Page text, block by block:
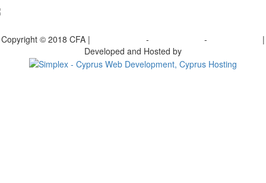
Copyright © 2018 CFA | - -
|
Developed and Hosted by